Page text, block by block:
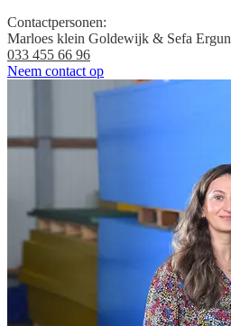
Contactpersonen:
Marloes klein Goldewijk & Sefa Ergun
033 455 66 96
Neem contact op